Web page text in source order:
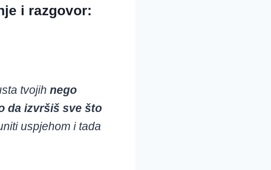
i razgovor:
tvojih nego
da izvršiš sve što
uspjehom i tada